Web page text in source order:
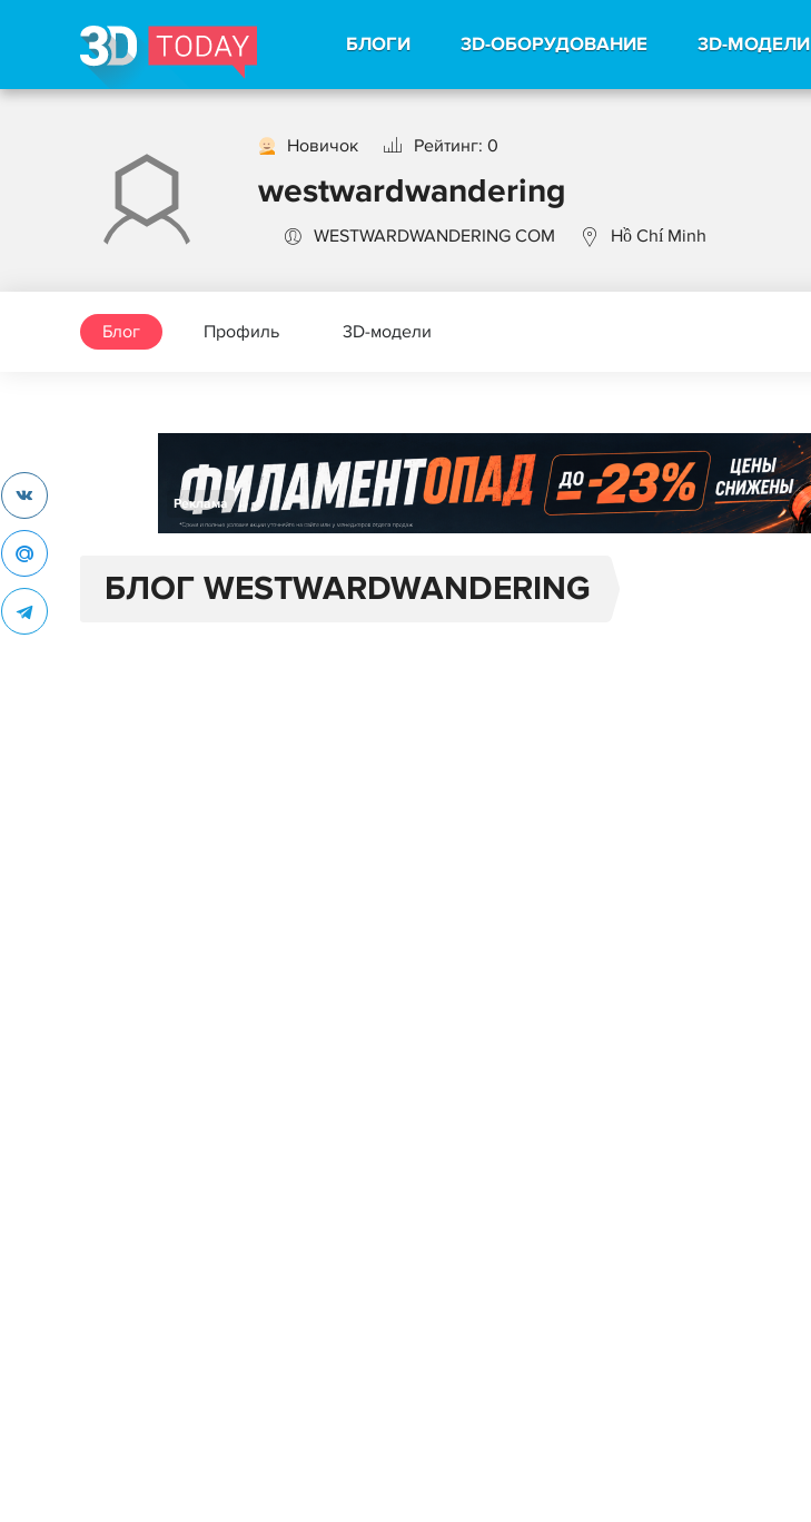
БЛОГИ 3D-ОБОРУДОВАНИЕ 3D-МОДЕЛИ
Новичок Рейтинг: 0
westwardwandering
WESTWARDWANDERING COM Hồ Chí Minh
Блог Профиль 3D-модели
Реклама
БЛОГ WESTWARDWANDERING